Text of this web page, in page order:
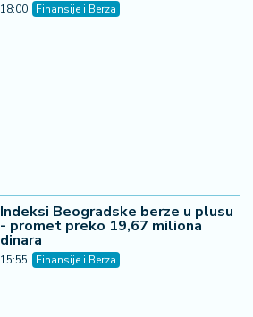
18:00 Finansije i Berza
Indeksi Beogradske berze u plusu
- promet preko 19,67 miliona
dinara
15:55 Finansije i Berza